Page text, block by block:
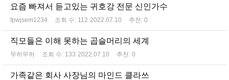
요즘 빠져서 듣고있는 귀호강 전문 신인가수
fpwjsem1234 조회 수: 112 2022.07.10 추천: 0
직모들은 이해 못하는 곱슬머리의 세계
무하무하 조회 수: 133 2022.07.10 추천: 0
가족같은 회사 사장님의 마인드 클라쓰